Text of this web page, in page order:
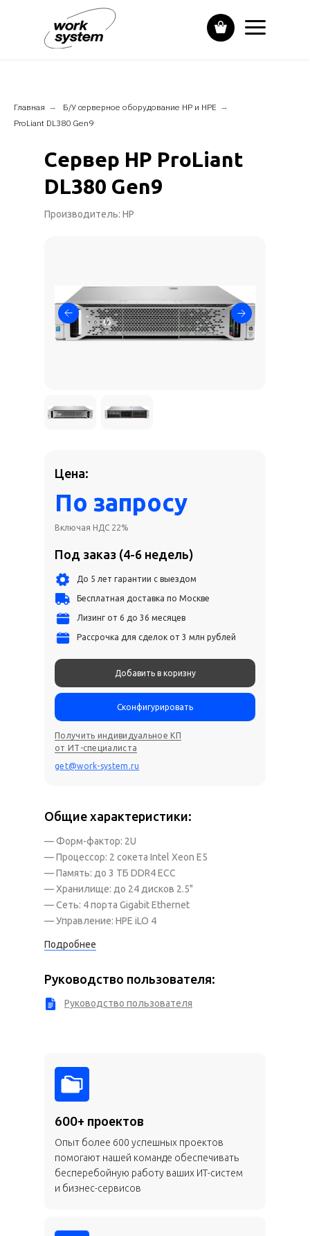
Главная → Б/У серверное оборудование HP и НPE →
ProLiant DL380 Gen9
Сервер HP ProLiant
DL380 Gen9
Производитель: HP
— Форм-фактор: 2U
— Процессор: 2 сокета Intel Xeon E5
— Память: до 3 ТБ DDR4 ECC
— Хранилище: до 24 дисков 2.5"
— Сеть: 4 порта Gigabit Ethernet
— Управление: HPE iLO 4
Руководство пользователя
Подробнее
Общие характеристики:
Руководство пользователя:
Цена:
Под заказ (4-6 недель)
По запросу
Включая НДС 22%
До 5 лет гарантии с выездом
Получить индивидуальное КП
от ИТ-специалиста
get@work-system.ru
Бесплатная доставка по Москве
Лизинг от 6 до 36 месяцев
Рассрочка для сделок от 3 млн рублей
Добавить в коризну
Сконфигурировать
600+ проектов
Опыт более 600 успешных проектов
помогают нашей команде обеспечивать
бесперебойную работу ваших ИТ-систем
и бизнес-сервисов